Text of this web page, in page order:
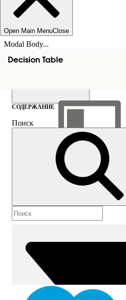
Open Main MenuClose
Modal Body...
Decision Table
Показать содержание
Содержание
СОДЕРЖАНИЕ
Поиск